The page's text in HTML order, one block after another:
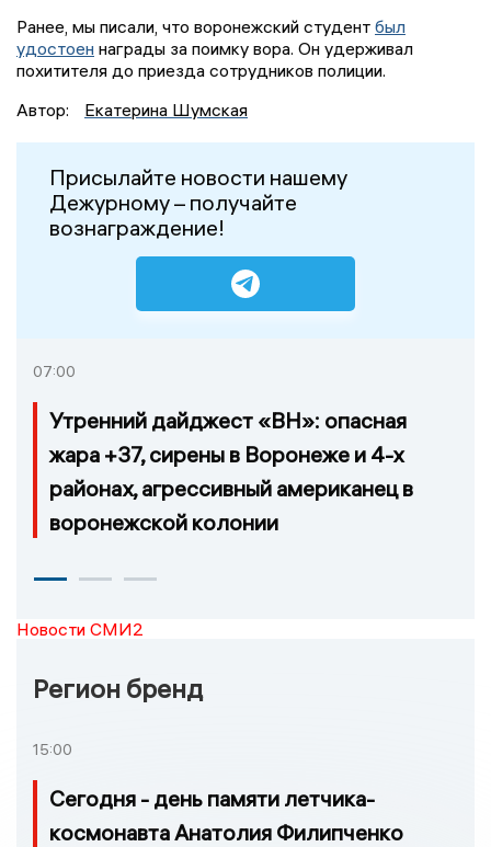
Ранее, мы писали, что воронежский студент был
удостоен награды за поимку вора. Он удерживал
похитителя до приезда сотрудников полиции.
Автор:
Екатерина Шумская
Присылайте новости нашему
Дежурному – получайте
вознаграждение!
07:00
Утренний дайджест «ВН»: опасная
жара +37, сирены в Воронеже и 4-х
районах, агрессивный американец в
воронежской колонии
Новости СМИ2
Регион бренд
15:00
Сегодня - день памяти летчика-
космонавта Анатолия Филипченко